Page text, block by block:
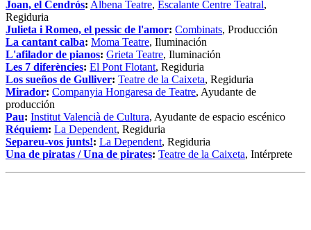
Joan, el Cendrós: Albena Teatre, Escalante Centre Teatral,
Regiduria
Julieta i Romeo, el pessic de l'amor: Combinats, Producción
La cantant calba: Moma Teatre, Iluminación
L'afilador de pianos: Grieta Teatre, Iluminación
Les 7 diferències: El Pont Flotant, Regiduria
Los sueños de Gulliver: Teatre de la Caixeta, Regiduria
Mirador: Companyia Hongaresa de Teatre, Ayudante de
producción
Pau: Institut Valencià de Cultura, Ayudante de espacio escénico
Réquiem: La Dependent, Regiduria
Separeu-vos junts!: La Dependent, Regiduria
Una de piratas / Una de pirates: Teatre de la Caixeta, Intérprete